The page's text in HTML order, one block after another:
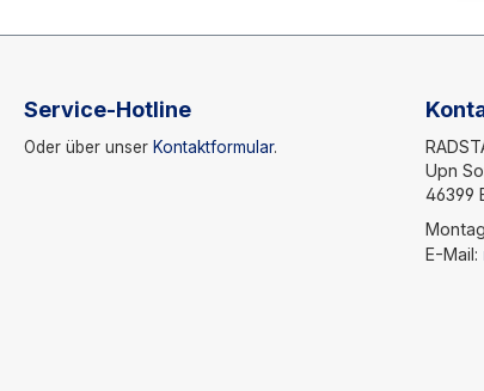
Service-Hotline
Oder über unser Kontaktformular.
Upn
46399
E-Mail: